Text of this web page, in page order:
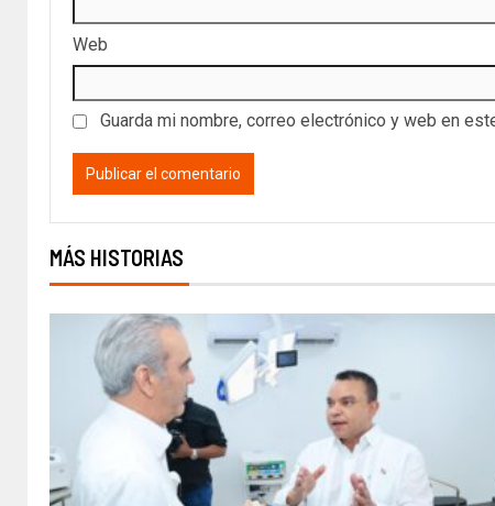
Web
Guarda mi nombre, correo electrónico y web en
MÁS HISTORIAS